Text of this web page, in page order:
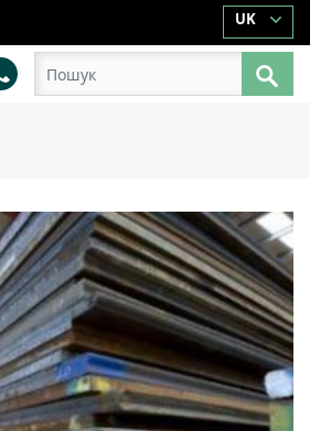
UK